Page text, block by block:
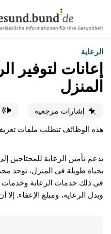
الرعاية
إعانات لتوفير
المنزل
إشارات مرجعية
هذه الوظائف تتطلب ملفات
يدعم تأمين الرعاية للمحتاجين
بحياة طويلة في المنزل، توجد
في ذلك خدمات الرعاية وخدمات
وبدل الرعاية، ومبلغ الإعفاء.